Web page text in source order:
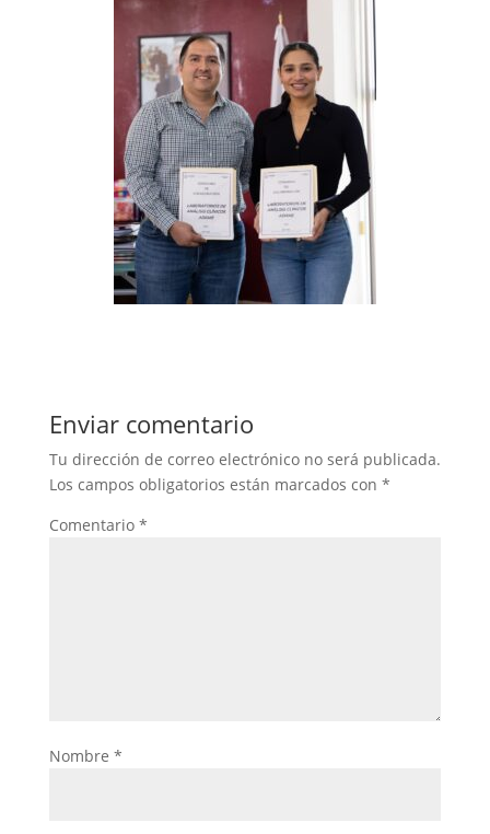
Enviar comentario
Tu dirección de correo electrónico no será publicada.
Los campos obligatorios están marcados con *
Comentario *
Nombre *